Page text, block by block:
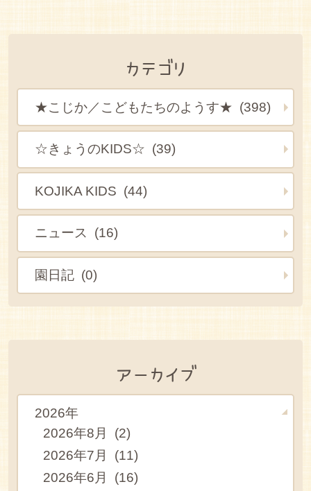
カテゴリ
★こじか／こどもたちのようす★ (398)
☆きょうのKIDS☆ (39)
KOJIKA KIDS (44)
ニュース (16)
園日記 (0)
アーカイブ
2026年
2026年8月 (2)
2026年7月 (11)
2026年6月 (16)